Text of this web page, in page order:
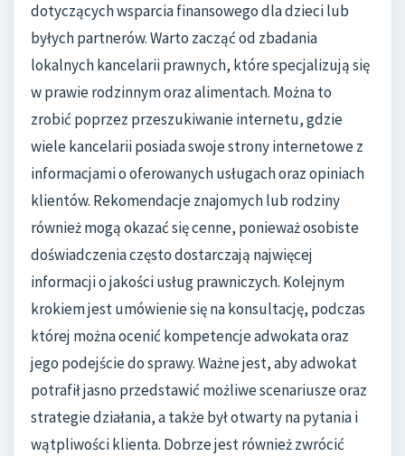
dotyczących wsparcia finansowego dla dzieci lub
byłych partnerów. Warto zacząć od zbadania
lokalnych kancelarii prawnych, które specjalizują się
w prawie rodzinnym oraz alimentach. Można to
zrobić poprzez przeszukiwanie internetu, gdzie
wiele kancelarii posiada swoje strony internetowe z
informacjami o oferowanych usługach oraz opiniach
klientów. Rekomendacje znajomych lub rodziny
również mogą okazać się cenne, ponieważ osobiste
doświadczenia często dostarczają najwięcej
informacji o jakości usług prawniczych. Kolejnym
krokiem jest umówienie się na konsultację, podczas
której można ocenić kompetencje adwokata oraz
jego podejście do sprawy. Ważne jest, aby adwokat
potrafił jasno przedstawić możliwe scenariusze oraz
strategie działania, a także był otwarty na pytania i
wątpliwości klienta. Dobrze jest również zwrócić